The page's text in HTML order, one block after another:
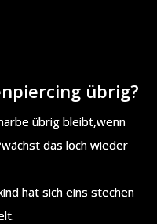
übrig?
übrig bleibt,wenn
das loch wieder
hat sich eins stechen